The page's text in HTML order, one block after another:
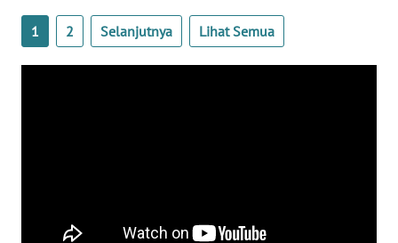
1 2 Selanjutnya Lihat Semua
SUMSEL